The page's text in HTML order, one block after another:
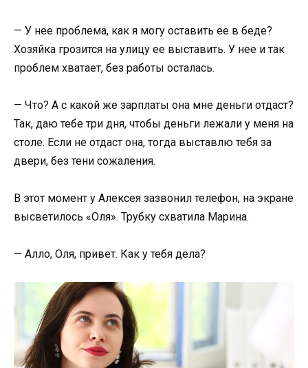
— У нее проблема, как я могу оставить ее в беде?
Хозяйка грозится на улицу ее выставить. У нее и так
проблем хватает, без работы осталась.
— Что? А с какой же зарплаты она мне деньги отдаст?
Так, даю тебе три дня, чтобы деньги лежали у меня на
столе. Если не отдаст она, тогда выставлю тебя за
двери, без тени сожаления.
В этот момент у Алексея зазвонил телефон, на экране
высветилось «Оля». Трубку схватила Марина.
— Алло, Оля, привет. Как у тебя дела?